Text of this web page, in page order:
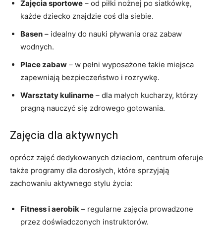
Zajęcia sportowe – od piłki nożnej po siatkówkę,
każde dziecko znajdzie coś dla siebie.
Basen – idealny do nauki pływania oraz zabaw
wodnych.
Place zabaw – w pełni wyposażone takie miejsca
zapewniają bezpieczeństwo i rozrywkę.
Warsztaty kulinarne – dla małych kucharzy, którzy
pragną nauczyć się zdrowego gotowania.
Zajęcia dla aktywnych
oprócz zajęć dedykowanych dzieciom, centrum oferuje
także programy dla dorosłych, które sprzyjają
zachowaniu aktywnego stylu życia:
Fitness i aerobik – regularne zajęcia prowadzone
przez doświadczonych instruktorów.